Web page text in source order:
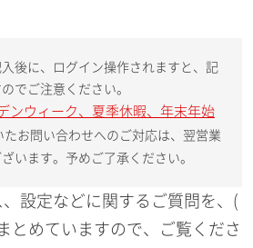
後に、ログイン操作されますと、記
でご注意ください。
ンウィーク、夏季休暇、年末年始
たお問い合わせへのご対応は、翌営業
います。予めご了承ください。
設定などに関するご質問を、(
とめていますので、ご覧くださ